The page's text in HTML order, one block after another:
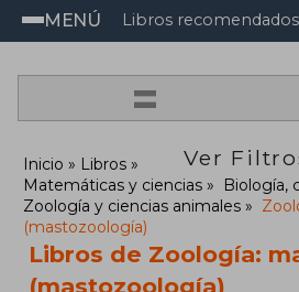
MENÚ Libros
=
Ver
Inicio
Libros
Matemáticas y ciencias
Biología,
Zoología y ciencias animales
(mastozoología)
Libros de Zoología:
(mastozoología)